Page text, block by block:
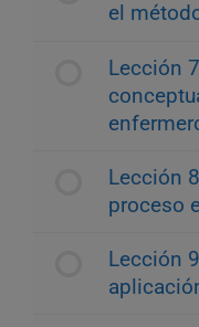
el
Lección
Lección
proceso
Lección